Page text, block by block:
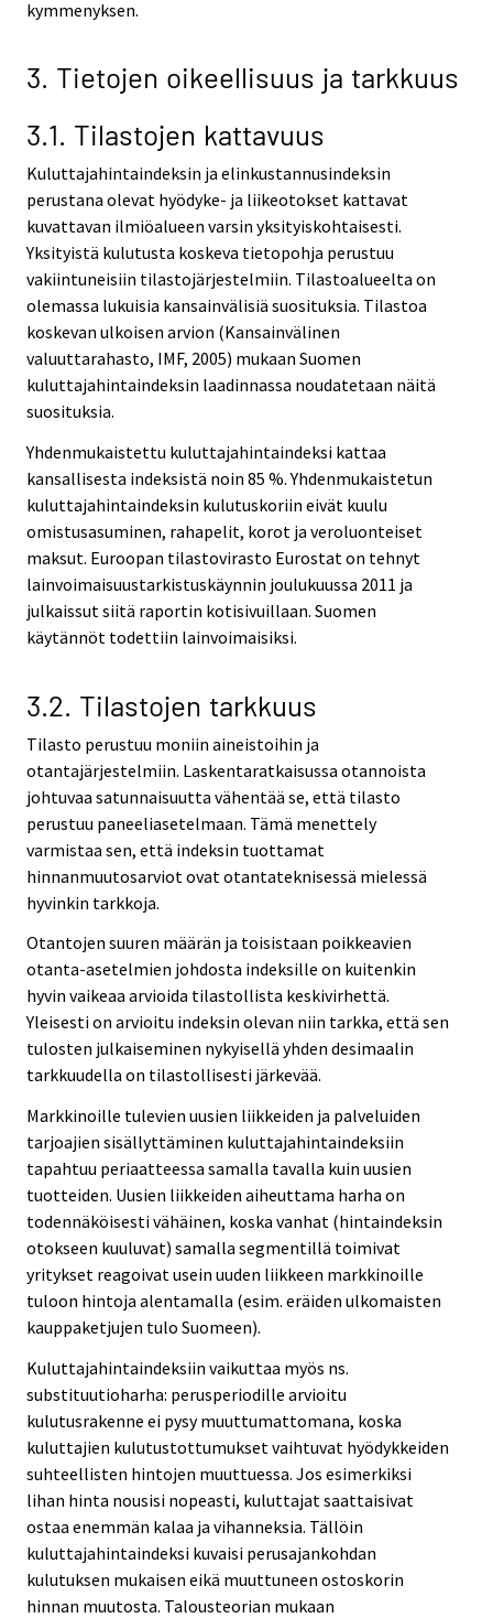
kymmenyksen.
3. Tietojen oikeellisuus ja tarkkuus
3.1. Tilastojen kattavuus
Kuluttajahintaindeksin ja elinkustannusindeksin
perustana olevat hyödyke- ja liikeotokset kattavat
kuvattavan ilmiöalueen varsin yksityiskohtaisesti.
Yksityistä kulutusta koskeva tietopohja perustuu
vakiintuneisiin tilastojärjestelmiin. Tilastoalueelta on
olemassa lukuisia kansainvälisiä suosituksia. Tilastoa
koskevan ulkoisen arvion (Kansainvälinen
valuuttarahasto, IMF, 2005) mukaan Suomen
kuluttajahintaindeksin laadinnassa noudatetaan näitä
suosituksia.
Yhdenmukaistettu kuluttajahintaindeksi kattaa
kansallisesta indeksistä noin 85 %. Yhdenmukaistetun
kuluttajahintaindeksin kulutuskoriin eivät kuulu
omistusasuminen, rahapelit, korot ja veroluonteiset
maksut. Euroopan tilastovirasto Eurostat on tehnyt
lainvoimaisuustarkistuskäynnin joulukuussa 2011 ja
julkaissut siitä raportin kotisivuillaan. Suomen
käytännöt todettiin lainvoimaisiksi.
3.2. Tilastojen tarkkuus
Tilasto perustuu moniin aineistoihin ja
otantajärjestelmiin. Laskentaratkaisussa otannoista
johtuvaa satunnaisuutta vähentää se, että tilasto
perustuu paneeliasetelmaan. Tämä menettely
varmistaa sen, että indeksin tuottamat
hinnanmuutosarviot ovat otantateknisessä mielessä
hyvinkin tarkkoja.
Otantojen suuren määrän ja toisistaan poikkeavien
otanta-asetelmien johdosta indeksille on kuitenkin
hyvin vaikeaa arvioida tilastollista keskivirhettä.
Yleisesti on arvioitu indeksin olevan niin tarkka, että sen
tulosten julkaiseminen nykyisellä yhden desimaalin
tarkkuudella on tilastollisesti järkevää.
Markkinoille tulevien uusien liikkeiden ja palveluiden
tarjoajien sisällyttäminen kuluttajahintaindeksiin
tapahtuu periaatteessa samalla tavalla kuin uusien
tuotteiden. Uusien liikkeiden aiheuttama harha on
todennäköisesti vähäinen, koska vanhat (hintaindeksin
otokseen kuuluvat) samalla segmentillä toimivat
yritykset reagoivat usein uuden liikkeen markkinoille
tuloon hintoja alentamalla (esim. eräiden ulkomaisten
kauppaketjujen tulo Suomeen).
Kuluttajahintaindeksiin vaikuttaa myös ns.
substituutioharha: perusperiodille arvioitu
kulutusrakenne ei pysy muuttumattomana, koska
kuluttajien kulutustottumukset vaihtuvat hyödykkeiden
suhteellisten hintojen muuttuessa. Jos esimerkiksi
lihan hinta nousisi nopeasti, kuluttajat saattaisivat
ostaa enemmän kalaa ja vihanneksia. Tällöin
kuluttajahintaindeksi kuvaisi perusajankohdan
kulutuksen mukaisen eikä muuttuneen ostoskorin
hinnan muutosta. Talousteorian mukaan